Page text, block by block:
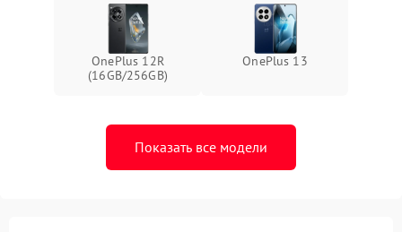
OnePlus 12R
(16GB/256GB)
OnePlus 13
Показать все модели